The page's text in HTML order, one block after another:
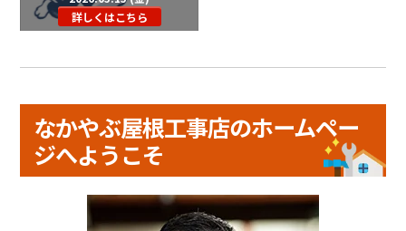
詳しくはこちら
なかやぶ屋根工事店のホームペー
ジへようこそ